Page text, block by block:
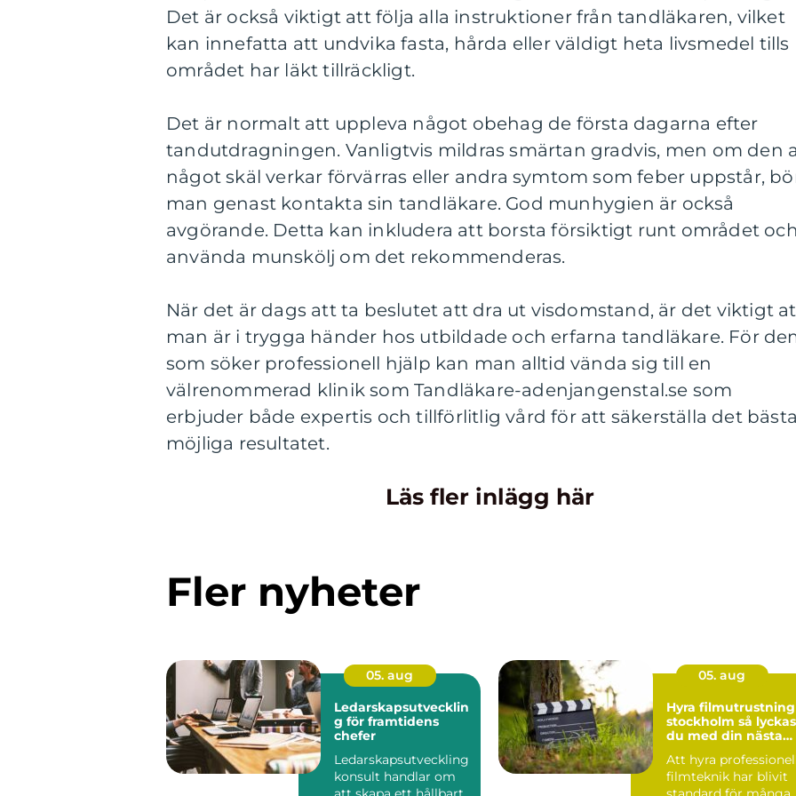
Det är också viktigt att följa alla instruktioner från tandläkaren, vilket
kan innefatta att undvika fasta, hårda eller väldigt heta livsmedel tills
området har läkt tillräckligt.
Det är normalt att uppleva något obehag de första dagarna efter
tandutdragningen. Vanligtvis mildras smärtan gradvis, men om den
något skäl verkar förvärras eller andra symtom som feber uppstår,
man genast kontakta sin tandläkare. God munhygien är också
avgörande. Detta kan inkludera att borsta försiktigt runt området och
använda munskölj om det rekommenderas.
När det är dags att ta beslutet att dra ut visdomstand, är det viktigt
man är i trygga händer hos utbildade och erfarna tandläkare. För
som söker professionell hjälp kan man alltid vända sig till en
välrenommerad klinik som Tandläkare-adenjangenstal.se som
erbjuder både expertis och tillförlitlig vård för att säkerställa det bästa
möjliga resultatet.
Läs fler inlägg här
Fler nyheter
05. aug
Ledarskapsutvecklin
g för framtidens
chefer
Ledarskapsutveckling
konsult handlar om
05. aug
Hyra
stockholm så lyckas
du med din nästa
Att hyra
filmteknik har blivit